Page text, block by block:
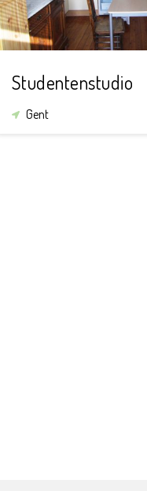
Studentenstudio
Gent